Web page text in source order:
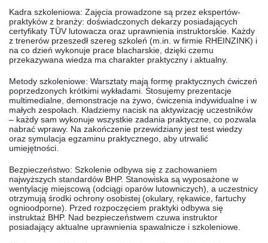
Kadra szkoleniowa: Zajęcia prowadzone są przez ekspertów-
praktyków z branży: doświadczonych dekarzy posiadających
certyfikaty TÜV lutowacza oraz uprawnienia instruktorskie. Każdy
z trenerów przeszedł szereg szkoleń (m.in. w firmie RHEINZINK) i
na co dzień wykonuje prace blacharskie, dzięki czemu
przekazywana wiedza ma charakter praktyczny i aktualny.
Metody szkoleniowe: Warsztaty mają formę praktycznych ćwiczeń
poprzedzonych krótkimi wykładami. Stosujemy prezentacje
multimedialne, demonstracje na żywo, ćwiczenia indywidualne i w
małych zespołach. Kładziemy nacisk na aktywizację uczestników
– każdy sam wykonuje wszystkie zadania praktyczne, co pozwala
nabrać wprawy. Na zakończenie przewidziany jest test wiedzy
oraz symulacja egzaminu praktycznego, aby utrwalić
umiejętności.
Bezpieczeństwo: Szkolenie odbywa się z zachowaniem
najwyższych standardów BHP. Stanowiska są wyposażone w
wentylację miejscową (odciągi oparów lutowniczych), a uczestnicy
otrzymują środki ochrony osobistej (okulary, rękawice, fartuchy
ognioodporne). Przed rozpoczęciem praktyki odbywa się
instruktaż BHP. Nad bezpieczeństwem czuwa instruktor
posiadający aktualne uprawnienia spawalnicze i szkoleniowe.